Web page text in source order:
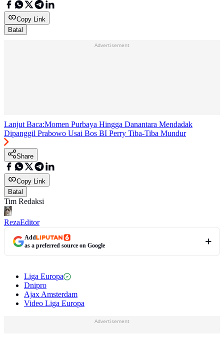
Copy Link
Batal
Advertisement
Lanjut Baca:Momen Purbaya Hingga Danantara Mendadak
Dipanggil Prabowo Usai Bos BI Perry Tiba-Tiba Mundur
Share
Copy Link
Batal
Tim Redaksi
RezaEditor
Add
as a preferred source on Google
Liga Europa
Dnipro
Ajax Amsterdam
Video Liga Europa
Advertisement